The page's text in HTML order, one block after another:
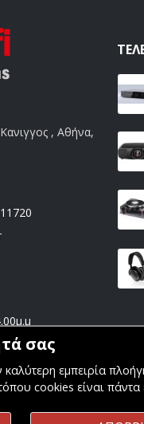
, Αθήνα,
σας
καλύτερη εμπειρία
cookies είναι